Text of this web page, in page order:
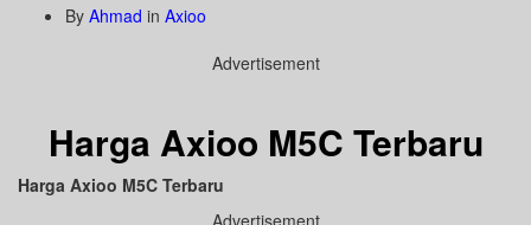
By Ahmad in Axioo
Advertisement
Harga Axioo M5C Terbaru
Harga Axioo M5C Terbaru
Advertisement